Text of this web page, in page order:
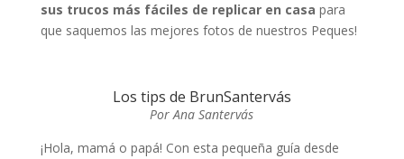
sus trucos más fáciles de replicar en casa para
que saquemos las mejores fotos de nuestros Peques!
Los tips de BrunSantervás
Por Ana Santervás
¡Hola, mamá o papá! Con esta pequeña guía desde